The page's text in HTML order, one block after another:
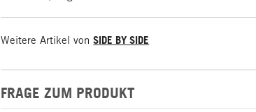
Weitere Artikel von SIDE BY SIDE
FRAGE ZUM PRODUKT